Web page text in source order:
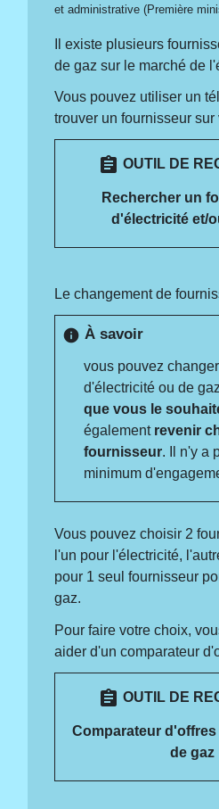
et administrative (Première
Il existe plusieurs
de gaz sur le marché de
Vous pouvez utiliser un
trouver un fournisseur sur
assignment OUTIL DE
Rechercher un
d'électricité et/
Le changement de
info À savoir
vous pouvez
d'électricité ou de
que vous le
également revenir
fournisseur. Il n'y a
minimum
Vous pouvez choisir 2
l'un pour l'électricité,
pour 1 seul fournisseur
gaz.
Pour faire votre choix,
aider d'un comparateur
assignment OUTIL DE
Comparateur
de gaz